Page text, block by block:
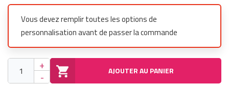
Vous devez remplir toutes les options de
personnalisation avant de passer la commande
+
-
AJOUTER AU PANIER